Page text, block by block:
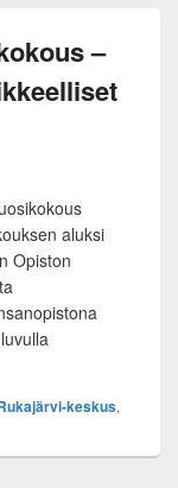
–
aluksi
Opiston
täyteinen
keskus,